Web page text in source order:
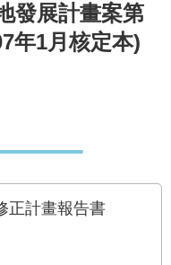
發展計畫案第
年1月核定本)
正計畫報告書